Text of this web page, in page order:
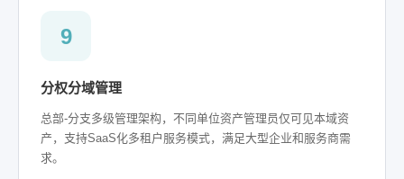
9
分权分域管理
总部-分支多级管理架构，不同单位资产管理员仅可见本域资
产，支持SaaS化多租户服务模式，满足大型企业和服务商需
求。